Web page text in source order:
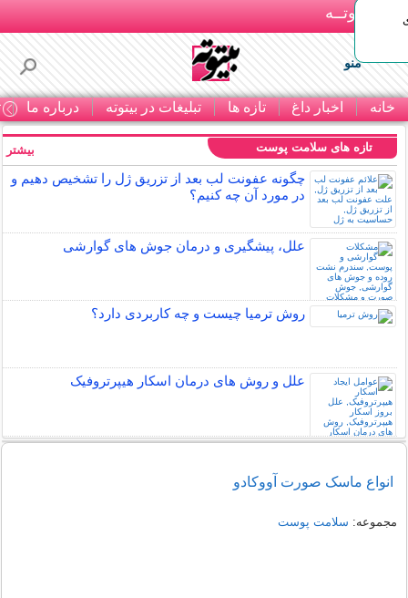
بـیتوتــه
منو
خانه اخبار داغ تازه ها تبلیغات در بیتوته درباره ما
تازه های سلامت پوست
چگونه عفونت لب بعد از تزریق ژل را تشخیص دهیم و
در مورد آن چه کنیم؟
علل، پیشگیری و درمان جوش های گوارشی
روش ترمیا چیست و چه کاربردی دارد؟
علل و روش های درمان اسکار هیپرتروفیک
بیشتر
انواع ماسک صورت آووکادو
مجموعه: سلامت پوست